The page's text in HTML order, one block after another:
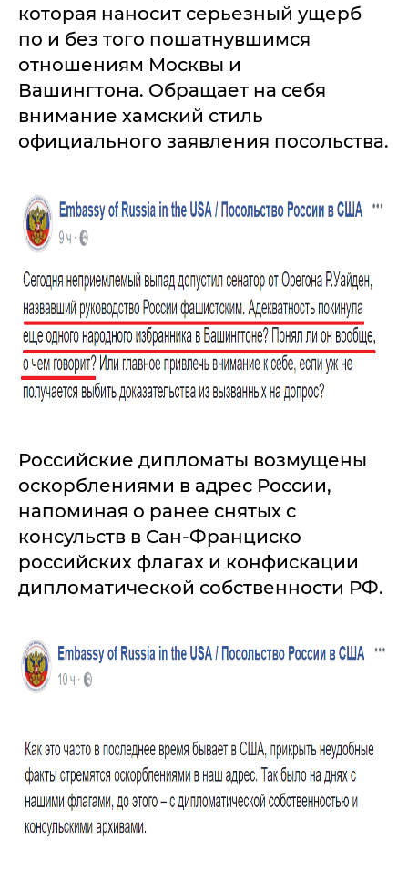
которая наносит серьезный ущерб
по и без того пошатнувшимся
отношениям Москвы и
Вашингтона. Обращает на себя
внимание хамский стиль
официального заявления посольства.
Российские дипломаты возмущены
оскорблениями в адрес России,
напоминая о ранее снятых с
консульств в Сан-Франциско
российских флагах и конфискации
дипломатической собственности РФ.